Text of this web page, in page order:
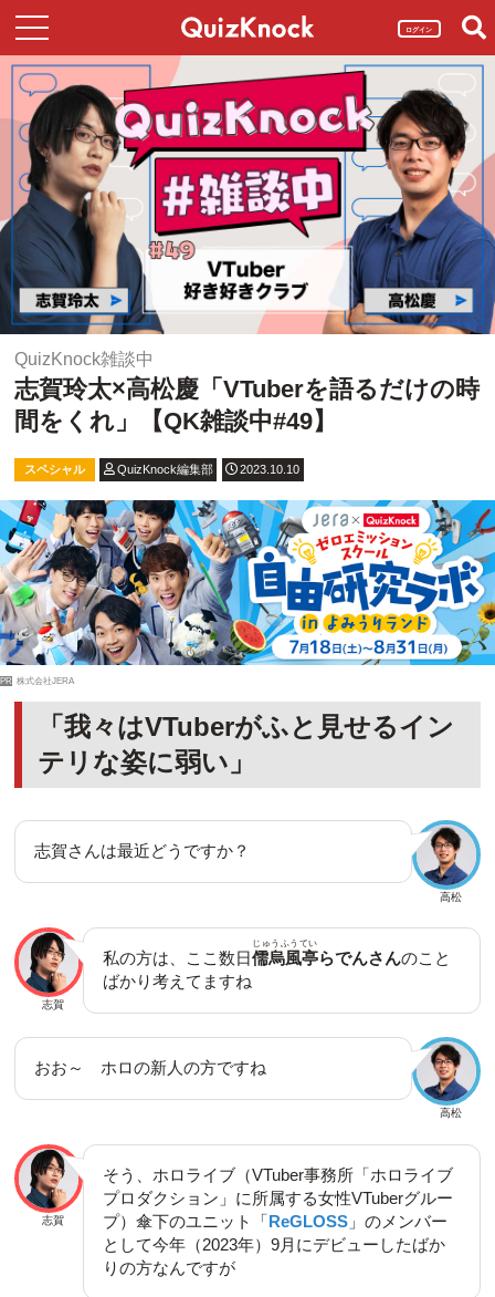
ログイン
QuizKnock雑談中
志賀玲太×高松慶「VTuberを語るだけの時
間をくれ」【QK雑談中#49】
スペシャル QuizKnock編集部 2023.10.10
PR 株式会社JERA
「我々はVTuberがふと見せるイン
テリな姿に弱い」
高松
志賀さんは最近どうですか？
志賀
私の方は、ここ数日儒烏風亭
じゅうふうてい
らでんさんのこと
ばかり考えてますね
高松
おお～ ホロの新人の方ですね
志賀
そう、ホロライブ（VTuber事務所「ホロライブ
プロダクション」に所属する女性VTuberグルー
プ）傘下のユニット「ReGLOSS 」のメンバー
として今年（2023年）9月にデビューしたばか
りの方なんですが